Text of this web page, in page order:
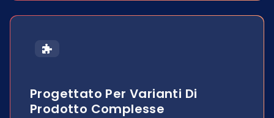
Progettato Per Varianti Di
Prodotto Complesse